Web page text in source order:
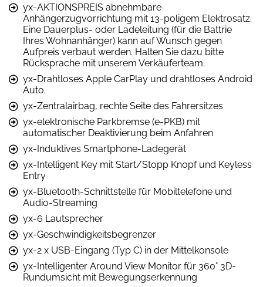
yx-AKTIONSPREIS abnehmbare
Anhängerzugvorrichtung mit 13-poligem Elektrosatz.
Eine Dauerplus- oder Ladeleitung (für die Battrie
Ihres Wohnanhänger) kann auf Wunsch gegen
Aufpreis verbaut werden. Halten Sie dazu bitte
Rücksprache mit unserem Verkäuferteam.
yx-Drahtloses Apple CarPlay und drahtloses Android
Auto.
yx-Zentralairbag, rechte Seite des Fahrersitzes
yx-elektronische Parkbremse (e-PKB) mit
automatischer Deaktivierung beim Anfahren
yx-Induktives Smartphone-Ladegerät
yx-Intelligent Key mit Start/Stopp Knopf und Keyless
Entry
yx-Bluetooth-Schnittstelle für Mobiltelefone und
Audio-Streaming
yx-6 Lautsprecher
yx-Geschwindigkeitsbegrenzer
yx-2 x USB-Eingang (Typ C) in der Mittelkonsole
yx-Intelligenter Around View Monitor für 360° 3D-
Rundumsicht mit Bewegungserkennung